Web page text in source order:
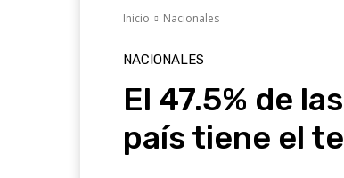
Inicio Nacionales
NACIONALES
El 47.5% de
país tiene el